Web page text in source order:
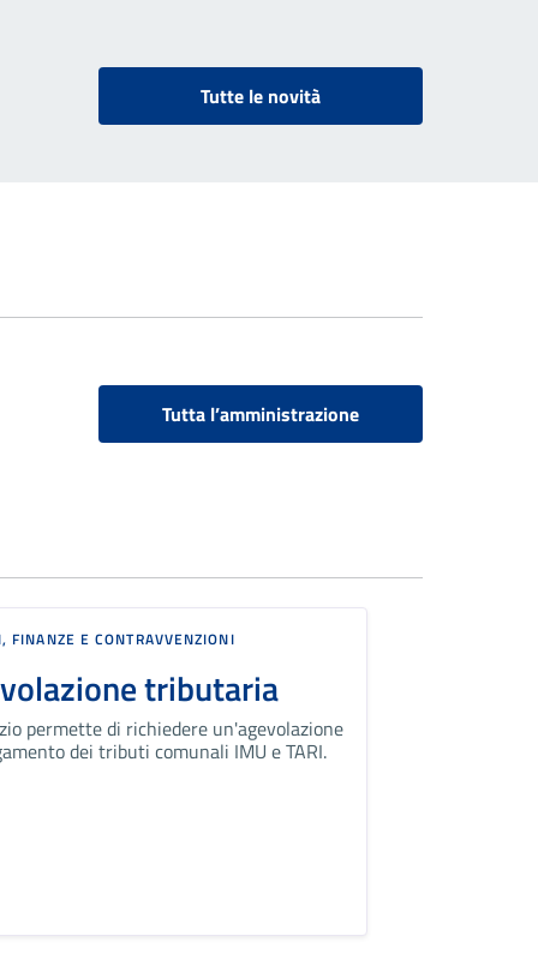
Tutte le novità
Tutta l’amministrazione
FINANZE E CONTRAVVENZIONI
tributaria
permette di richiedere un'agevolazione
dei tributi comunali IMU e TARI.